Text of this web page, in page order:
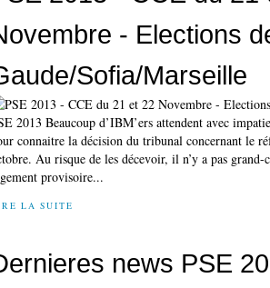
- Elections
Sofia/Marseille
2013 Beaucoup d’IBM’ers attendent avec
connaitre la décision du tribunal concernant le
Au risque de les décevoir, il n’y a pas grand-
provisoire...
LA SUITE
news PSE